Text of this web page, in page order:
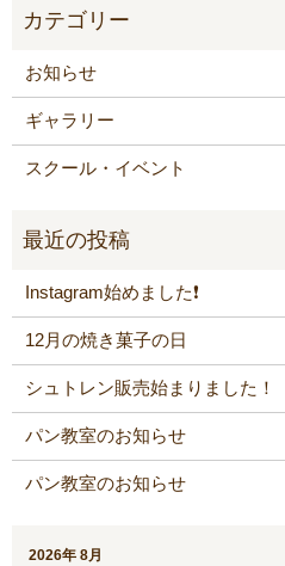
お知らせ
ギャラリー
スクール・イベント
Instagram始めました❗️
12月の焼き菓子の日
シュトレン販売始まりました！
パン教室のお知らせ
パン教室のお知らせ
2026年 8月